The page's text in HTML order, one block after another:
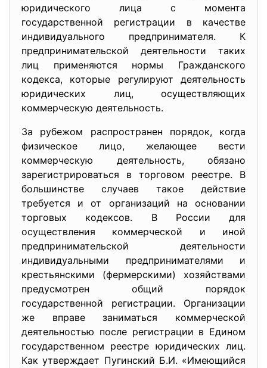
юридического лица с момента
государственной регистрации в качестве
индивидуального предпринимателя. К
предпринимательской деятельности таких
лиц применяются нормы Гражданского
кодекса, которые регулируют деятельность
юридических лиц, осуществляющих
коммерческую деятельность.
За рубежом распространен порядок, когда
физическое лицо, желающее вести
коммерческую деятельность, обязано
зарегистрироваться в торговом реестре. В
большинстве случаев такое действие
требуется и от организаций на основании
торговых кодексов. В России для
осуществления коммерческой и иной
предпринимательской деятельности
индивидуальными предпринимателями и
крестьянскими (фермерскими) хозяйствами
предусмотрен общий порядок
государственной регистрации. Организации
же вправе заниматься коммерческой
деятельностью после регистрации в Едином
государственном реестре юридических лиц.
Как утверждает Пугинский Б.И. «Имеющийся